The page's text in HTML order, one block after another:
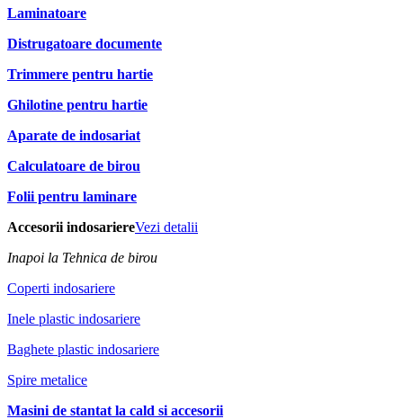
Laminatoare
Distrugatoare documente
Trimmere pentru hartie
Ghilotine pentru hartie
Aparate de indosariat
Calculatoare de birou
Folii pentru laminare
Accesorii indosariereVezi detalii
Inapoi la Tehnica de birou
Coperti indosariere
Inele plastic indosariere
Baghete plastic indosariere
Spire metalice
Masini de stantat la cald si accesorii